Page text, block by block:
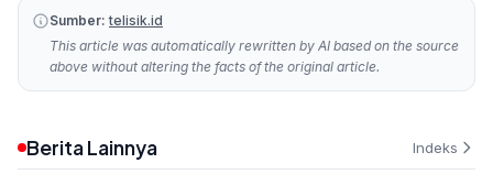
Sumber: telisik.id
This article was automatically rewritten by AI based on the source
above without altering the facts of the original article.
Berita Lainnya Indeks